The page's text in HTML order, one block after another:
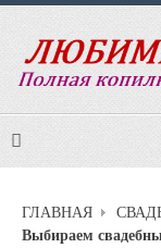
ГЛАВНАЯ
Выбираем